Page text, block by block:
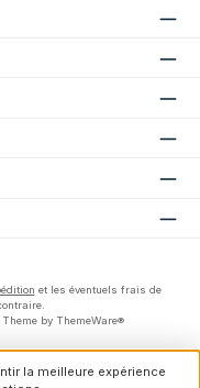
et les éventuels frais de
by ThemeWare®
la meilleure expérience